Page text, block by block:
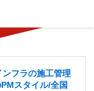
ンフラの施工管理
スタイル/全国